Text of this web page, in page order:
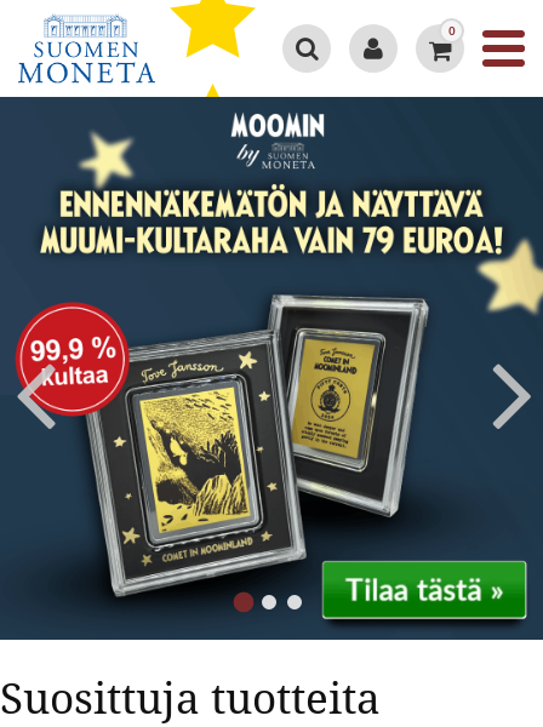
Google 4.3/5
0
Suosittuja tuotteita